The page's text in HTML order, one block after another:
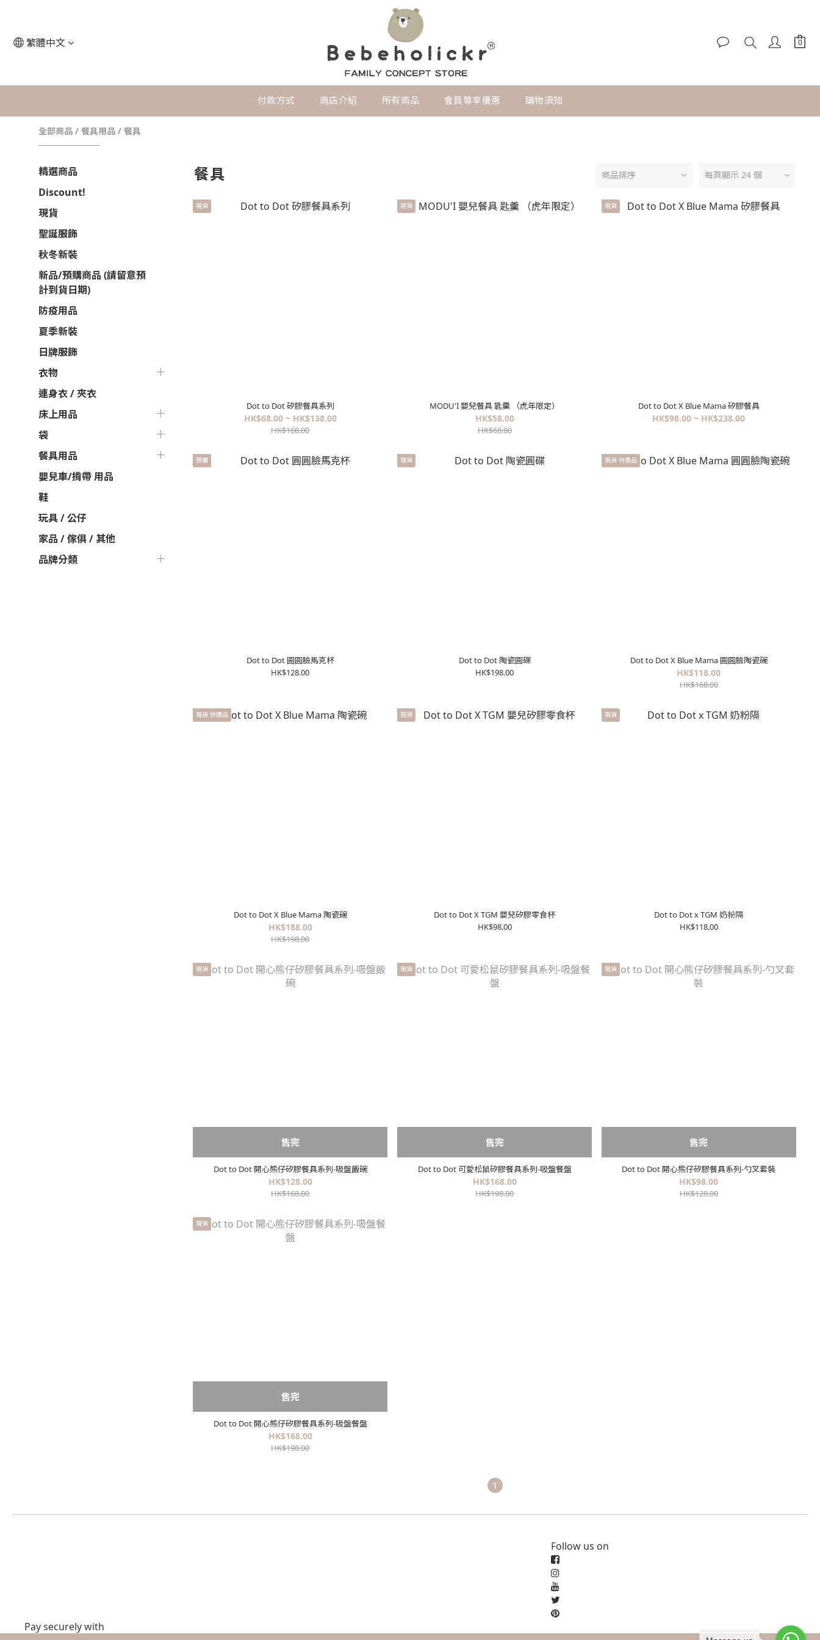
繁體中文
付款方式 商店介紹 所有商品 會員尊享優惠 購物須知
全部商品 / 餐具用品 / 餐具
精選商品
Discount!
現貨
聖誕服飾
秋冬新裝
新品/預購商品 (請留意預
計到貨日期)
防疫用品
夏季新裝
日牌服飾
衣物
連身衣 / 夾衣
床上用品
袋
餐具用品
嬰兒車/揹帶 用品
鞋
玩具 / 公仔
家品 / 傢俱 / 其他
品牌分類
餐具 商品排序 每頁顯示 24 個
現貨
Dot to Dot 矽膠餐具系列
HK$68.00 ~ HK$138.00
HK$168.00
現貨
MODU'I 嬰兒餐具 匙羹 （虎年限定）
HK$58.00
HK$68.00
現貨
Dot to Dot X Blue Mama 矽膠餐具
HK$98.00 ~ HK$238.00
預購
Dot to Dot 圓圓臉馬克杯
HK$128.00
現貨
Dot to Dot 陶瓷圓碟
HK$198.00
現貨 特價品
Dot to Dot X Blue Mama 圓圓臉陶瓷碗
HK$118.00
HK$168.00
現貨 特價品
Dot to Dot X Blue Mama 陶瓷碗
HK$188.00
HK$198.00
現貨
Dot to Dot X TGM 嬰兒矽膠零食杯
HK$98.00
現貨
Dot to Dot x TGM 奶粉隔
HK$118.00
現貨
售完
Dot to Dot 開心熊仔矽膠餐具系列-吸盤飯碗
HK$128.00
HK$168.00
現貨
售完
Dot to Dot 可愛松鼠矽膠餐具系列-吸盤餐盤
HK$168.00
HK$198.00
現貨
售完
Dot to Dot 開心熊仔矽膠餐具系列-勺叉套裝
HK$98.00
HK$128.00
現貨
售完
Dot to Dot 開心熊仔矽膠餐具系列-吸盤餐盤
HK$168.00
HK$198.00
1
Follow us on
Pay securely with